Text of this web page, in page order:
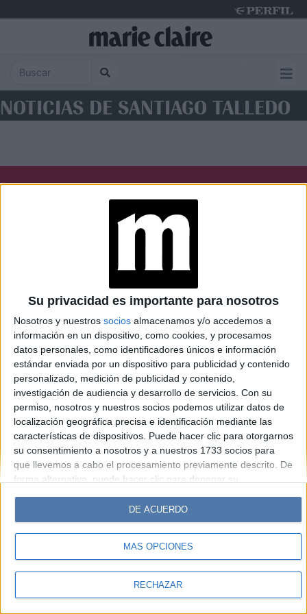
Su privacidad es importante para nosotros
Nosotros y nuestros socios almacenamos y/o accedemos a
información en un dispositivo, como cookies, y procesamos
datos personales, como identificadores únicos e información
estándar enviada por un dispositivo para publicidad y contenido
personalizado, medición de publicidad y contenido,
investigación de audiencia y desarrollo de servicios. Con su
permiso, nosotros y nuestros socios podemos utilizar datos de
localización geográfica precisa e identificación mediante las
características de dispositivos. Puede hacer clic para otorgarnos
su consentimiento a nosotros y a nuestros 1733 socios para
que llevemos a cabo el procesamiento previamente descrito. De
forma alternativa, puede hacer clic para denegar su
cambiar sus preferencias antes de otorgar su consentimiento.
Tenga en cuenta que algún procesamiento de sus datos
personales puede no requerir de su consentimiento, pero usted
tiene el derecho de rechazar tal procesamiento. Sus
sus preferencias o retirar su consentimiento en cualquier
MÁS OPCIONES
RECHAZAR
DE ACUERDO
NOTICIAS DE SANTIAGO TALLEDO
Caras Noticias
Weekend Parabrisas
Look
Luz Mía Lunateen Break BATimes
© Perfil.com 2006-2019 - Todos los derechos reservados
Registro de Propiedad Intelectual: Nro. 5346433